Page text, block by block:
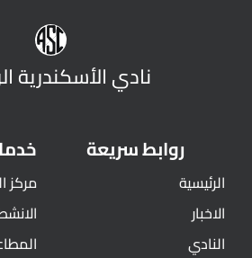
نادي الأسكندرية
روابط سريعة
الرئيسية
الاخبار
النادي
مركز